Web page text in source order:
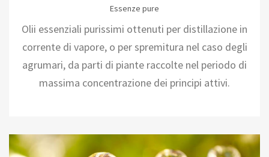
Essenze pure
Olii essenziali purissimi ottenuti per distillazione in
corrente di vapore, o per spremitura nel caso degli
agrumari, da parti di piante raccolte nel periodo di
massima concentrazione dei principi attivi.